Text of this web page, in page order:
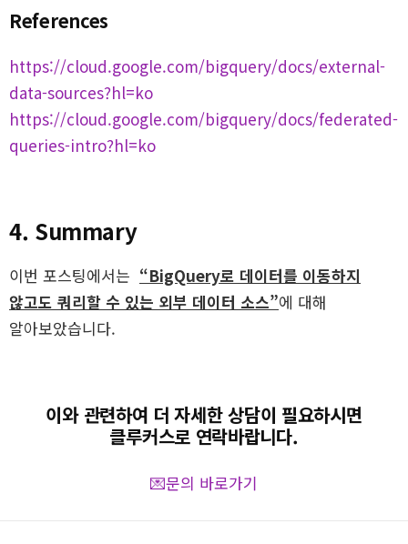
References
https://cloud.google.com/bigquery/docs/external-
data-sources?hl=ko
https://cloud.google.com/bigquery/docs/federated-
queries-intro?hl=ko
4. Summary
이번 포스팅에서는 “BigQuery로 데이터를 이동하지
않고도 쿼리할 수 있는 외부 데이터 소스”에 대해
알아보았습니다.
이와 관련하여 더 자세한 상담이 필요하시면
클루커스로 연락바랍니다.
💌문의 바로가기